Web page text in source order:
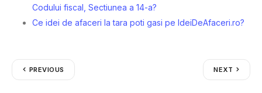
Codului fiscal, Sectiunea a 14-a?
Ce idei de afaceri la tara poti gasi pe IdeiDeAfaceri.ro?
PREVIOUS NEXT